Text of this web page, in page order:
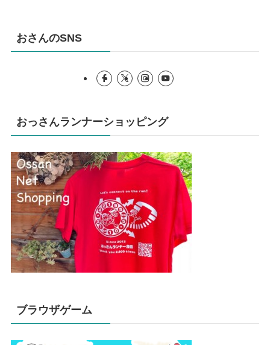
おさんのSNS
おっさんランナーショッピング
ブラウザゲーム